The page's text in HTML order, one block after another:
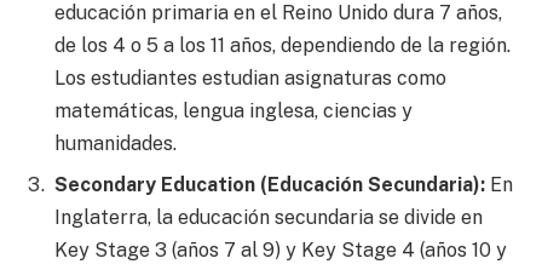
educación primaria en el Reino Unido dura 7 años,
de los 4 o 5 a los 11 años, dependiendo de la región.
Los estudiantes estudian asignaturas como
matemáticas, lengua inglesa, ciencias y
humanidades.
Secondary Education (Educación Secundaria): En
Inglaterra, la educación secundaria se divide en
Key Stage 3 (años 7 al 9) y Key Stage 4 (años 10 y